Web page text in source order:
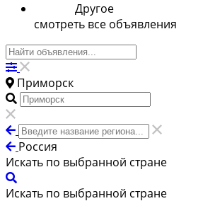
Другое
смотреть все объявления
Приморск
Россия
Искать по выбранной стране
Искать по выбранной стране